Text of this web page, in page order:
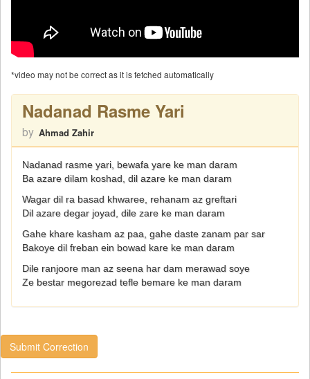
*video may not be correct as it is fetched automatically
Nadanad Rasme Yari
by Ahmad Zahir
Nadanad rasme yari, bewafa yare ke man daram
Ba azare dilam koshad, dil azare ke man daram
Wagar dil ra basad khwaree, rehanam az greftari
Dil azare degar joyad, dile zare ke man daram
Gahe khare kasham az paa, gahe daste zanam par sar
Bakoye dil freban ein bowad kare ke man daram
Dile ranjoore man az seena har dam merawad soye
Ze bestar megorezad tefle bemare ke man daram
Submit Correction